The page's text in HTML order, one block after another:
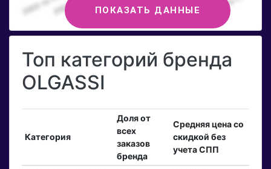
ПОКАЗАТЬ ДАННЫЕ
Топ категорий бренда
OLGASSI
Категория
Доля от
всех
заказов
бренда
Средняя цена со
скидкой без
учета СПП